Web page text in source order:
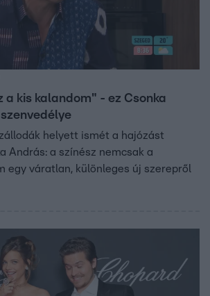
a kis kalandom" - ez Csonka
helyett ismét a hajózást
András: a színész nemcsak a
egy váratlan, különleges új szerepről